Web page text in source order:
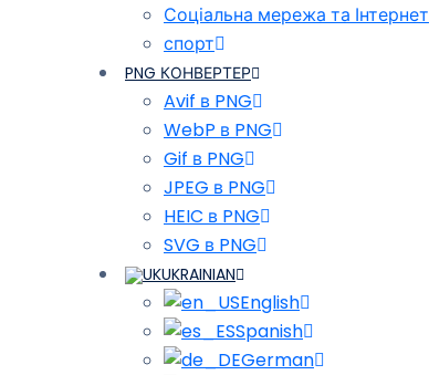
Соціальна мережа та Інтернет
спорт
PNG КОНВЕРТЕР
Avif в PNG
WebP в PNG
Gif в PNG
JPEG в PNG
HEIC в PNG
SVG в PNG
UKRAINIAN
English
Spanish
German